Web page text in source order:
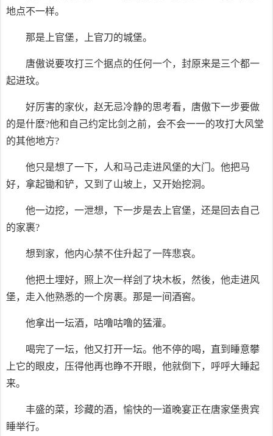
地点不一样。
那是上官堡，上官刀的城堡。
唐傲说要攻打三个据点的任何一个，封原来是三个都一
起进玟。
好厉害的家伙，赵无忌冷静的思考看，唐傲下一步要做
的是什麽?他和自己约定比剑之前，会不会一一的攻打大风堂
的其他地方?
他只是想了一下，人和马己走进风堡的大门。他把马
好，拿起锄和铲，又到了山坡上，又开始挖洞。
他一边挖，一泄想，下一步是去上官堡，还是回去自己
的家裹?
想到家，他内心禁不住升起了一阵悲哀。
他把土埋好，照上次一样刽了块木板，然後，他走进风
堡，走入他熟悉的一个房裹。那是一间酒窖。
他拿出一坛酒，咕噜咕噜的猛灌。
喝完了一坛，他又打开一坛。他不停的喝，直到睡意攀
上它的眼皮，压得他再也睁不开眼，他就倒下，呼呼大睡起
来。
丰盛的菜，珍藏的酒，愉快的一道晚宴正在唐家堡贵宾
睡举行。